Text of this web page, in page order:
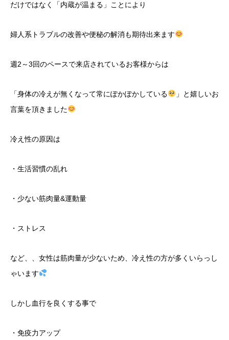
だけではなく「内蔵が温まる」ことにより
婦人系トラブルの改善や便秘の解消も期待出来ます
週2～3回のペースで来店されているお客様からは
「身体の冷えが無くなって常にぽかぽかしている
」と嬉しいお
言葉を頂きました
冷え性の原因は
・生活習慣の乱れ
・少ない筋肉量&運動量
・ストレス
など、、女性は筋肉量が少ないため、冷え性の方が多くいらっし
ゃいます
しかし血行を良くする事で
・免疫力アップ